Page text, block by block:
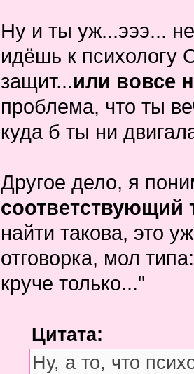
Ну и ты уж...эээ...
идёшь к психологу
защит...или вовсе
проблема, что ты
куда б ты ни
Другое дело, я
соответствующий
найти такова, это
отговорка, мол
круче только..."
Цитата:
Ну, а то, что